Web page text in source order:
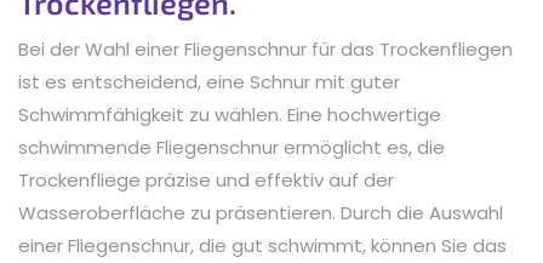
Bei der Wahl einer Fliegenschnur für das Trockenfliegen
ist es entscheidend, eine Schnur mit guter
Schwimmfähigkeit zu wählen. Eine hochwertige
schwimmende Fliegenschnur ermöglicht es, die
Trockenfliege präzise und effektiv auf der
Wasseroberfläche zu präsentieren. Durch die Auswahl
einer Fliegenschnur, die gut schwimmt, können Sie das